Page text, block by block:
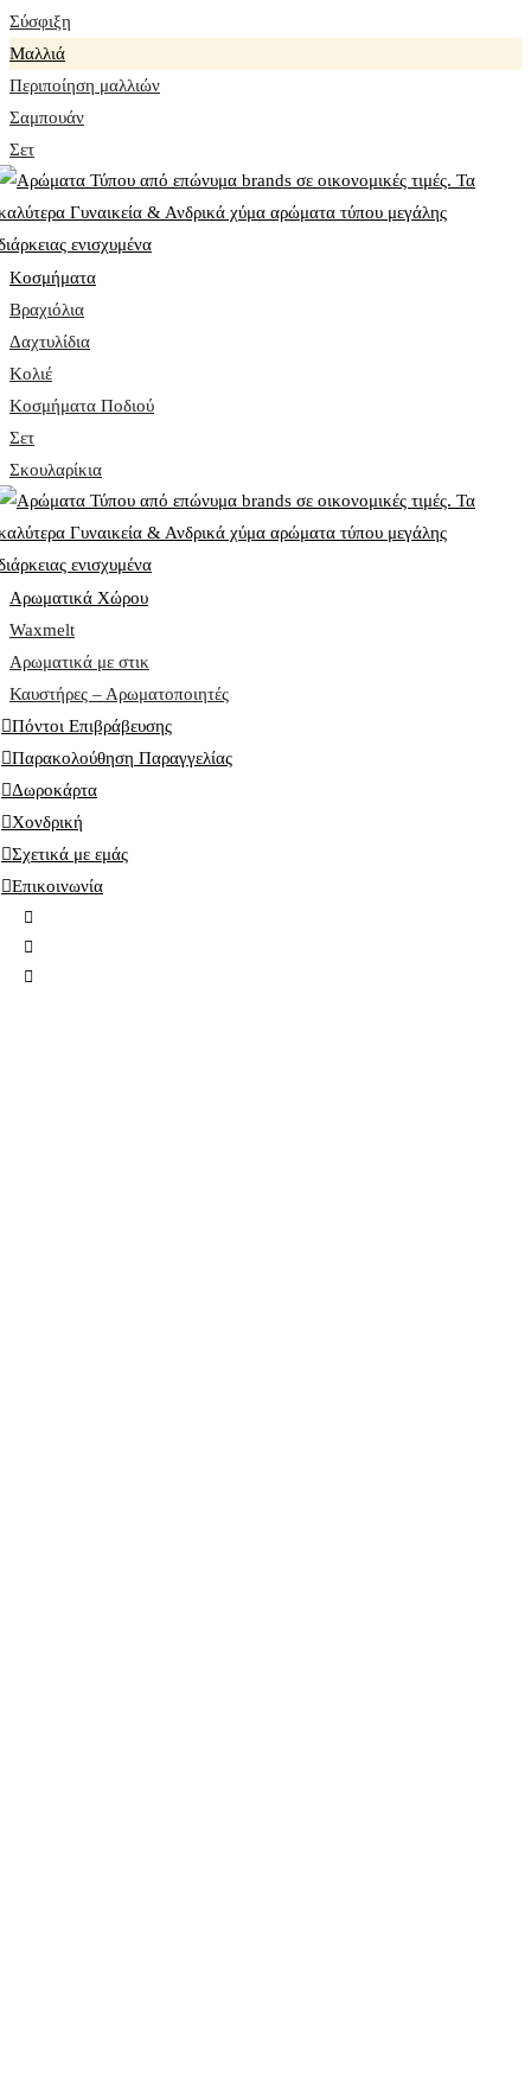
Σύσφιξη
Mαλλιά
Περιποίηση μαλλιών
Σαμπουάν
Σετ
Κοσμήματα
Βραχιόλια
Δαχτυλίδια
Κολιέ
Κοσμήματα Ποδιού
Σετ
Σκουλαρίκια
Αρωματικά Χώρου
Waxmelt
Αρωματικά με στικ
Καυστήρες – Αρωματοποιητές
Πόντοι Επιβράβευσης
Παρακολούθηση Παραγγελίας
Δωροκάρτα
Χονδρική
Σχετικά με εμάς
Επικοινωνία